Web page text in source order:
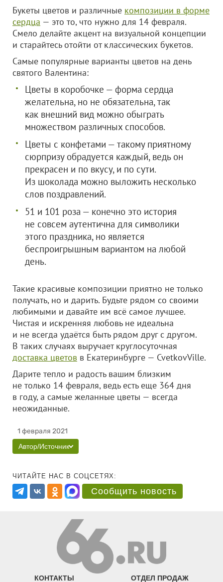
Букеты цветов и различные композиции в форме
сердца — это то, что нужно для 14 февраля.
Смело делайте акцент на визуальной концепции
и старайтесь отойти от классических букетов.
Самые популярные варианты цветов на день
святого Валентина:
Цветы в коробочке — форма сердца
желательна, но не обязательна, так
как внешний вид можно обыграть
множеством различных способов.
Цветы с конфетами — такому приятному
сюрпризу обрадуется каждый, ведь он
прекрасен и по вкусу, и по сути.
Из шоколада можно выложить несколько
слов поздравлений.
51 и 101 роза — конечно это история
не совсем аутентична для символики
этого праздника, но является
беспроигрышным вариантом на любой
день.
Такие красивые композиции приятно не только
получать, но и дарить. Будьте рядом со своими
любимыми и давайте им всё самое лучшее.
Чистая и искренняя любовь не идеальна
и не всегда удаётся быть рядом друг с другом.
В таких случаях выручает круглосуточная
доставка цветов в Екатеринбурге — CvetkovVille.
Дарите тепло и радость вашим близким
не только 14 февраля, ведь есть еще 364 дня
в году, а самые желанные цветы — всегда
неожиданные.
1 февраля 2021
Автор/Источник
ЧИТАЙТЕ НАС В СОЦСЕТЯХ:
Сообщить новость
КОНТАКТЫ ОТДЕЛ ПРОДАЖ